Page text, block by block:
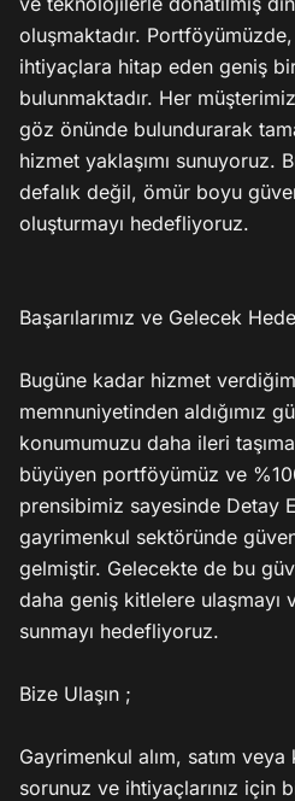
oluşmaktadır.
ihtiyaçlara hitap eden geniş
bulunmaktadır. Her
göz önünde bulundurarak
hizmet yaklaşımı sunuyoruz.
defalık değil, ömür boyu
oluşturmayı hedefliyoruz.
Başarılarımız ve Gelecek
Bugüne kadar hizmet
memnuniyetinden aldığımız
konumumuzu daha ileri
büyüyen portföyümüz ve
prensibimiz sayesinde Detay
gayrimenkul sektöründe
gelmiştir. Gelecekte de bu
daha geniş kitlelere ulaşmayı
sunmayı hedefliyoruz.
Bize Ulaşın ;
Gayrimenkul alım, satım
sorunuz ve ihtiyaçlarınız için